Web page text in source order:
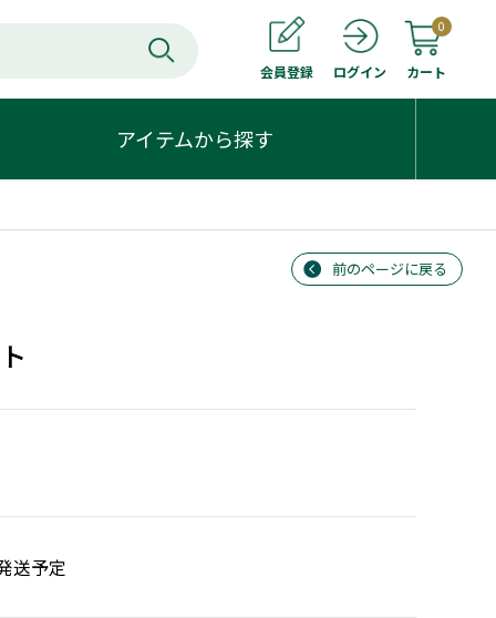
会員登録 ログイン
0
カート
アイテムから探す
前のページに戻る
送予定